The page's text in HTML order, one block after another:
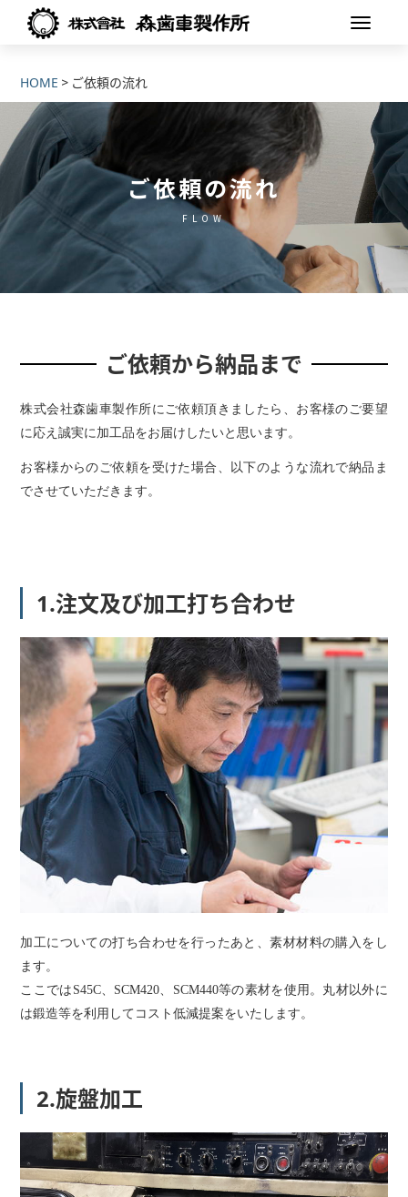
HOME > ご依頼の流れ
ご依頼の流れ
FLOW
ご依頼から納品まで
株式会社森歯車製作所にご依頼頂きましたら、お客様のご要望
に応え誠実に加工品をお届けしたいと思います。
お客様からのご依頼を受けた場合、以下のような流れで納品ま
でさせていただきます。
1.注文及び加工打ち合わせ
加工についての打ち合わせを行ったあと、素材材料の購入をし
ます。
ここではS45C、SCM420、SCM440等の素材を使用。丸材以外に
は鍛造等を利用してコスト低減提案をいたします。
2.旋盤加工